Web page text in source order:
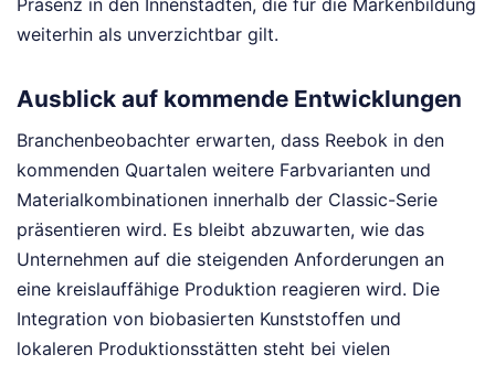
weiterhin als unverzichtbar gilt.
Ausblick auf kommende Entwicklungen
Branchenbeobachter erwarten, dass Reebok in den
kommenden Quartalen weitere Farbvarianten und
Materialkombinationen innerhalb der Classic-Serie
präsentieren wird. Es bleibt abzuwarten, wie das
Unternehmen auf die steigenden Anforderungen an
eine kreislauffähige Produktion reagieren wird. Die
Integration von biobasierten Kunststoffen und
lokaleren Produktionsstätten steht bei vielen